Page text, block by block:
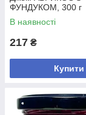
ФУНДУКОМ, 300 г
В наявності
217 ₴
Купити